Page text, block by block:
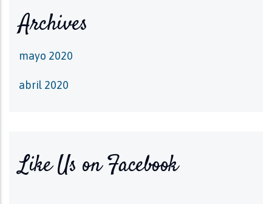
Archives
mayo 2020
abril 2020
Like Us on Facebook